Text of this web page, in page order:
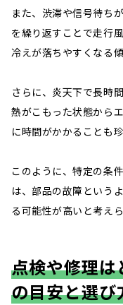
また、渋滞や信号待ち
を繰り返すことで走行
冷えが落ちやすくなる
さらに、炎天下で長時
熱がこもった状態から
に時間がかかることも
このように、特定の条
は、部品の故障という
る可能性が高いと考えら
点検や修理は
の目安と選び